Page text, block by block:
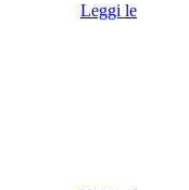
Leggi le